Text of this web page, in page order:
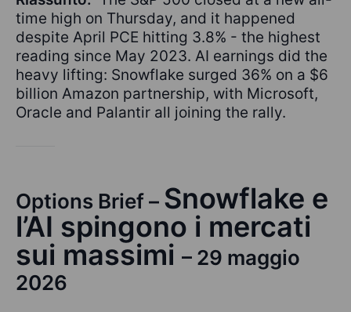
time high on Thursday, and it happened
despite April PCE hitting 3.8% - the highest
reading since May 2023. AI earnings did the
heavy lifting: Snowflake surged 36% on a $6
billion Amazon partnership, with Microsoft,
Oracle and Palantir all joining the rally.
Options Brief – Snowflake e
l’AI spingono i mercati
sui massimi – 29 maggio
2026